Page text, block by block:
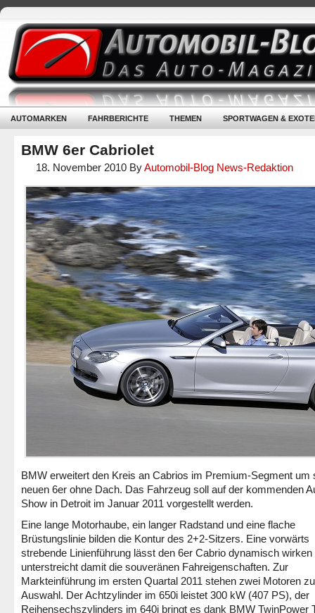
AUTOMARKEN FAHRBERICHTE THEMEN SPORTWAGEN &
BMW 6er Cabriolet
18. November 2010 ByAutomobil-Blog News-Redaktion
BMW erweitert den Kreis an Cabrios im Premium-Segment um
neuen 6er ohne Dach. Das Fahrzeug soll auf der kommenden
Show in Detroit im Januar 2011 vorgestellt werden.
Eine lange Motorhaube, ein langer Radstand und eine flache
Brüstungslinie bilden die Kontur des 2+2-Sitzers. Eine vorwärts
strebende Linienführung lässt den 6er Cabrio dynamisch wirken
unterstreicht damit die souveränen Fahreigenschaften. Zur
Markteinführung im ersten Quartal 2011 stehen zwei Motoren
Auswahl. Der Achtzylinder im 650i leistet 300 kW (407 PS), der
Reihensechszylinders im 640i bringt es dank BMW TwinPower